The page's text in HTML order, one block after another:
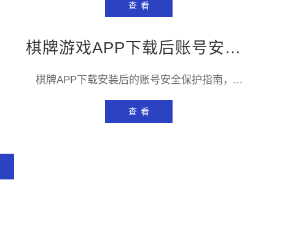
查 看
棋牌游戏APP下载后账号安全保护指南
棋牌APP下载安装后的账号安全保护指南，...
查 看